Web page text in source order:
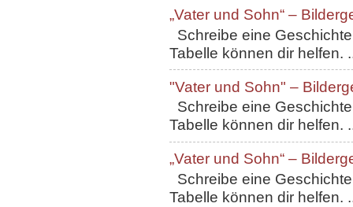
„Vater und Sohn“ –
Schreibe eine
Tabelle können dir helfen.
"Vater und Sohn" –
Schreibe eine
Tabelle können dir helfen.
„Vater und Sohn“ –
Schreibe eine
Tabelle können dir helfen.